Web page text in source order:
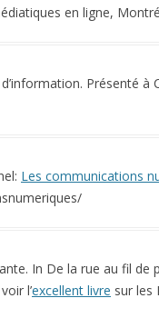
en ligne,
Présenté à
Les communications
In De la rue au fil
l’excellent livre sur les